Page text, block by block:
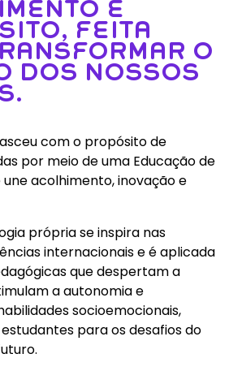
atualizado e revisado
estratégias e espaços
o aprendizado.
CONHEÇA MAIS
E
FEITA
O
DOS NOSSOS
com o propósito de
por meio de uma Educação de
acolhimento, inovação e
própria se inspira nas
internacionais e é aplicada
que despertam a
a autonomia e
socioemocionais,
para os desafios do